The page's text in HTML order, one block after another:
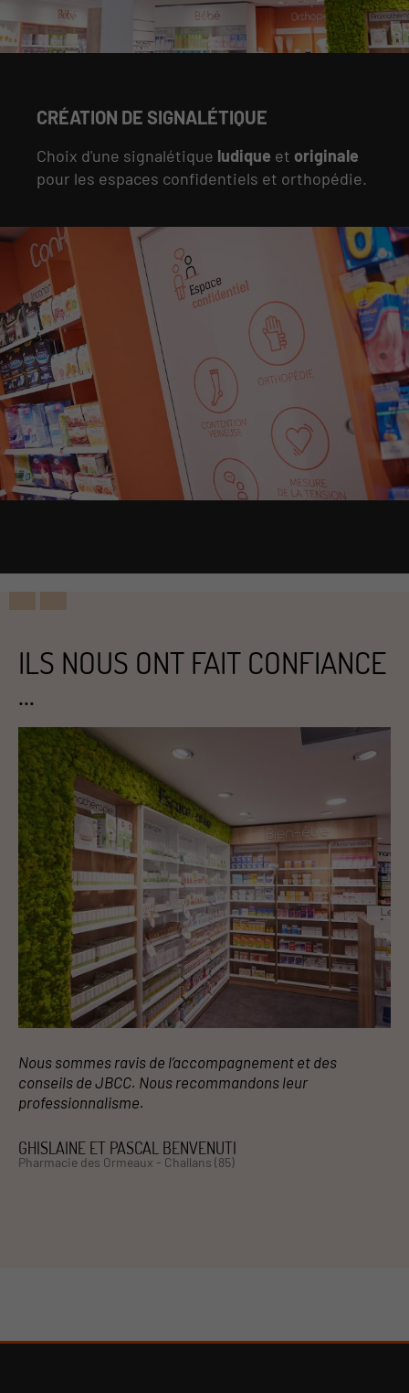
CRÉATION DE SIGNALÉTIQUE
Choix d'une signalétique ludique et originale
pour les espaces confidentiels et orthopédie.
ILS NOUS ONT FAIT CONFIANCE
...
Nous sommes ravis de l’accompagnement et des
conseils de JBCC. Nous recommandons leur
professionnalisme.
GHISLAINE ET PASCAL BENVENUTI
Pharmacie des Ormeaux - Challans (85)